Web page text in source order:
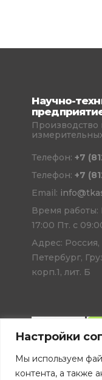
Настройки
Мы используем
контента, а также
Научно-
Производство
Телефон: +7
Телефон: +7
Email:
Время работы:
17:00 Пт. с
Адрес: Россия,
Петербург,
корп.1, лит. Б
Сайт